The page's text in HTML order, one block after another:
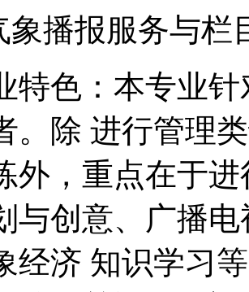
播报服务与栏
色：本专业针
。除 进行管理
外，重点在于
与创意、广播
经济 知识学习